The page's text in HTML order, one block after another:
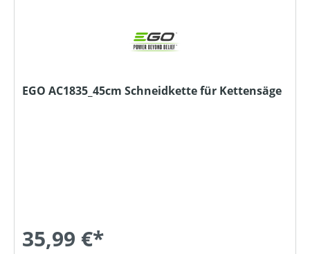
EGO AC1835_45cm Schneidkette für Kettensäge
35,99 €*